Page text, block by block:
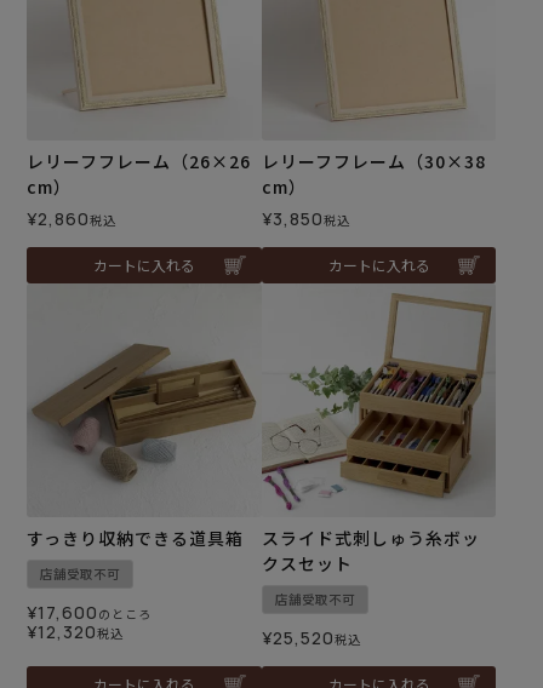
レリーフフレーム（26×26
cm）
¥2,860税込
カートに入れる
レリーフフレーム（30×38
cm）
¥3,850税込
カートに入れる
すっきり収納できる道具箱
店舗受取不可
¥17,600 のところ
¥12,320税込
スライド式刺しゅう糸ボッ
クスセット
店舗受取不可
¥25,520税込